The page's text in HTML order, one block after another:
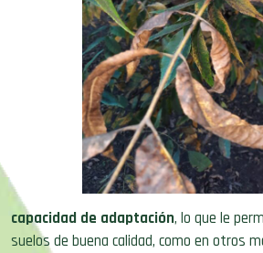
capacidad de adaptación, lo que le
suelos de buena calidad, como en otros